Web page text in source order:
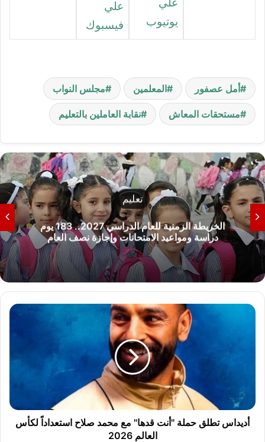
علي
يوتيوب
علي
فيسبوك
أمل عصفور المعلمين مجلس النواب
مستحقات المعاش نقابة العاملين بالتعليم
تعليم
الخريطة الزمنية للعام الدراسي 2027.. 183 يوم
دراسة ومواعيد الامتحانات وإجازة نصف العام
أ
ل
قأديداس تطلق حملة "أنت قدها" مع محمد صلاح استعداداً لكأس
العالم 2026